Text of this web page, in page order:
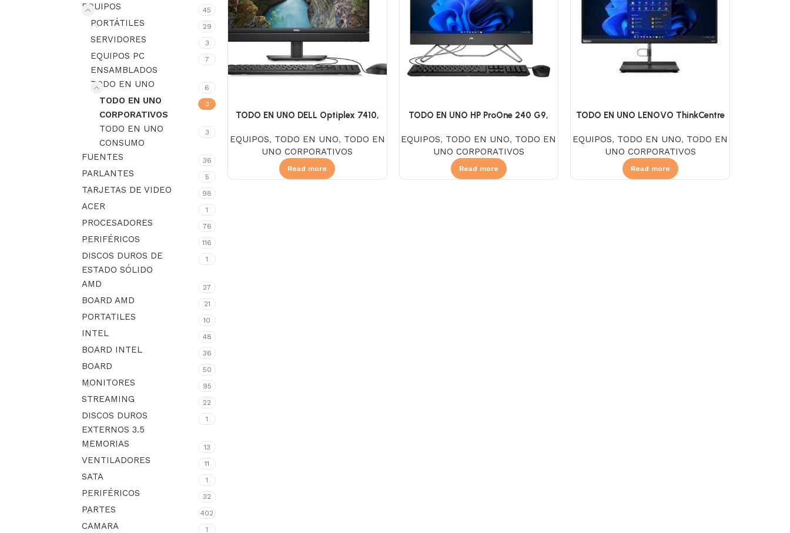
EQUIPOS 45
PORTÁTILES 29
SERVIDORES 3
EQUIPOS PC
ENSAMBLADOS
7
TODO EN UNO 6
TODO EN UNO
CORPORATIVOS
3
TODO EN UNO
CONSUMO
3
FUENTES 36
PARLANTES 5
TARJETAS DE VIDEO 98
ACER 1
PROCESADORES 76
PERIFÉRICOS 116
DISCOS DUROS DE
ESTADO SÓLIDO
1
AMD 27
BOARD AMD 21
PORTATILES 10
INTEL 48
BOARD INTEL 36
BOARD 50
MONITORES 95
STREAMING 22
DISCOS DUROS
EXTERNOS 3.5
1
MEMORIAS 13
VENTILADORES 11
SATA 1
PERIFÉRICOS 32
PARTES 402
CAMARA 1
TODO EN UNO DELL Optiplex 7410,
DDR4 8GB, NO DVD, Pantalla 23.8″
FHD, Windows 11 Pro, Black
EQUIPOS, TODO EN UNO, TODO EN
UNO CORPORATIVOS
Read more
TODO EN UNO HP ProOne 240 G9,
8GB, NO DVD, Pantalla 23.8″ FHD LED,
FreeDOS, Negro
EQUIPOS, TODO EN UNO, TODO EN
UNO CORPORATIVOS
Read more
TODO EN UNO LENOVO ThinkCentre
13420H, SSD 256GB, DDR5 8GB, NO
DVD, Pantalla 23.8″ FHD IPS, Linux,
Negro
EQUIPOS, TODO EN UNO, TODO EN
UNO CORPORATIVOS
Read more